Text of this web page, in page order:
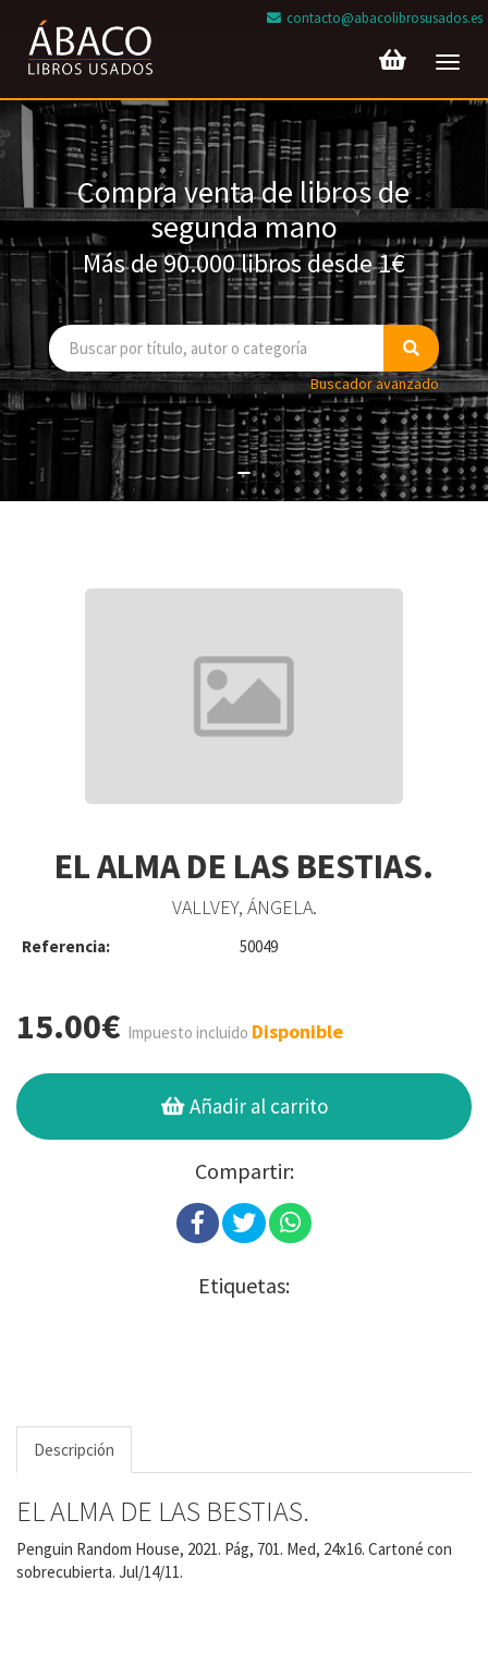
contacto@abacolibrosusados.es
Compra venta de libros de
segunda mano
Más de 90.000 libros desde 1€
Buscador avanzado
EL ALMA DE LAS BESTIAS.
VALLVEY, ÁNGELA.
Referencia: 50049
15.00€ Impuesto incluido Disponible
Añadir al carrito
Compartir:
Etiquetas:
Descripción
EL ALMA DE LAS BESTIAS.
Penguin Random House, 2021. Pág, 701. Med, 24x16. Cartoné con
sobrecubierta. Jul/14/11.